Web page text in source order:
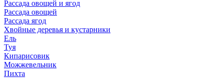
Рассада овощей и ягод
Рассада овощей
Рассада ягод
Хвойные деревья и кустарники
Ель
Туя
Кипарисовик
Можжевельник
Пихта